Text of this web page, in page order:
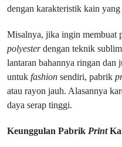
dengan karakteristik kain
Misalnya, jika ingin membuat
polyesterdengan teknik
lantaran bahannya ringan dan
untuk fashion sendiri, pabrik
atau rayon jauh. Alasannya
daya serap tinggi.
Keunggulan Pabrik Print